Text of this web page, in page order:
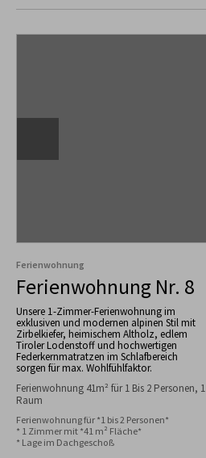
Ferienwohnung
Ferienwohnung Nr. 8
Unsere 1-Zimmer-Ferienwohnung im
exklusiven und modernen alpinen Stil mit
Zirbelkiefer, heimischem Altholz, edlem
Tiroler Lodenstoff und hochwertigen
Federkernmatratzen im Schlafbereich
sorgen für max. Wohlfühlfaktor.
Ferienwohnung 41m² für 1 Bis 2 Personen, 1
Raum
Ferienwohnung für *1 bis 2 Personen*
* 1 Zimmer mit *41 m² Fläche*
* Lage im Dachgeschoß